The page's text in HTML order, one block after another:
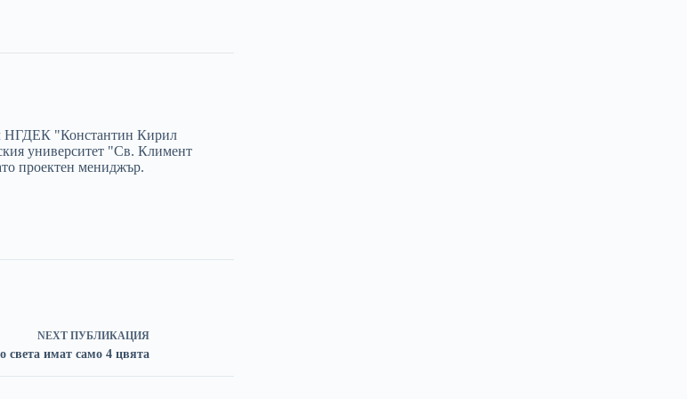
НГДЕК "Константин Кирил
университет "Св. Климент
проектен мениджър.
NEXT ПУБЛИКАЦИЯ
света имат само 4 цвята